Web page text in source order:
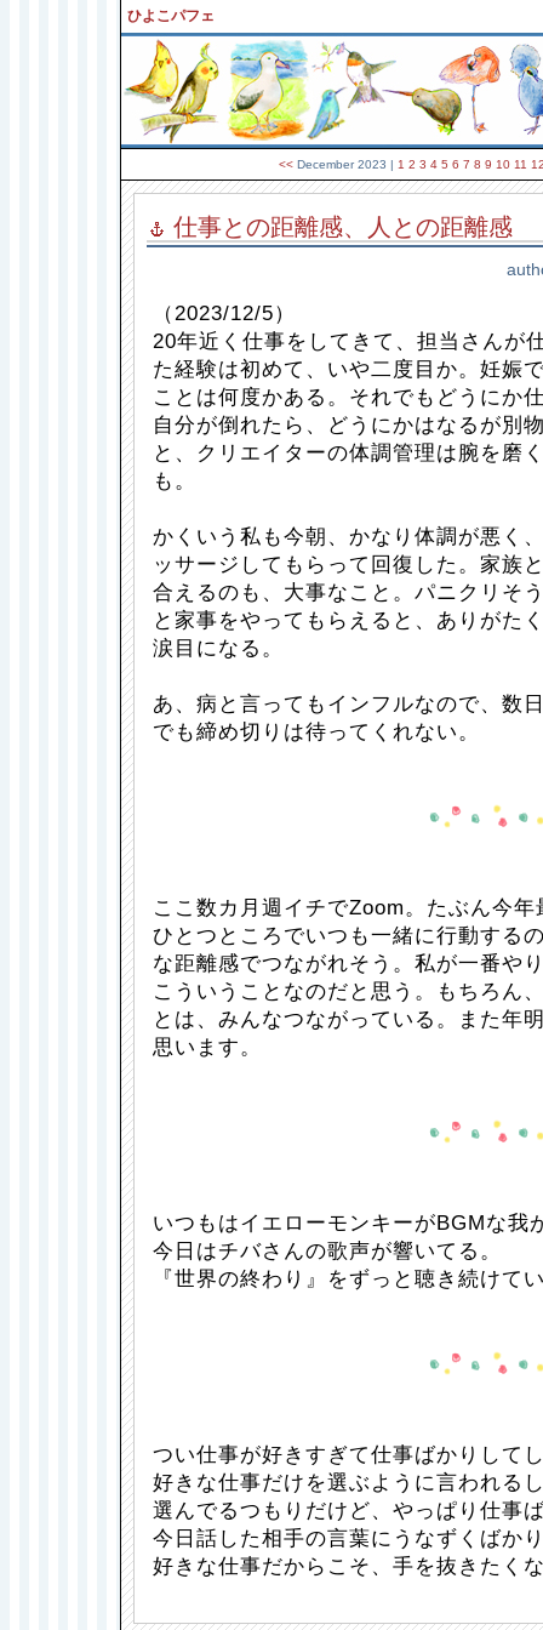
ひよこパフェ
<< December 2023 | 1 2 3 4 5 6 7 8 9 10 11
仕事との距離感、人との距離感
（2023/12/5）
20年近く仕事をしてきて、担当さんが
た経験は初めて、いや二度目か。妊娠
ことは何度かある。それでもどうにか
自分が倒れたら、どうにかはなるが別
と、クリエイターの体調管理は腕を磨
も。
かくいう私も今朝、かなり体調が悪く
ッサージしてもらって回復した。家族
合えるのも、大事なこと。パニクリそ
と家事をやってもらえると、ありがた
涙目になる。
あ、病と言ってもインフルなので、数
でも締め切りは待ってくれない。
ここ数カ月週イチでZoom。たぶん今
ひとつところでいつも一緒に行動する
な距離感でつながれそう。私が一番や
こういうことなのだと思う。もちろん
とは、みんなつながっている。また年
思います。
いつもはイエローモンキーがBGMな我
今日はチバさんの歌声が響いてる。
『世界の終わり』をずっと聴き続けて
つい仕事が好きすぎて仕事ばかりして
好きな仕事だけを選ぶように言われる
選んでるつもりだけど、やっぱり仕事
今日話した相手の言葉にうなずくばか
好きな仕事だからこそ、手を抜きたく